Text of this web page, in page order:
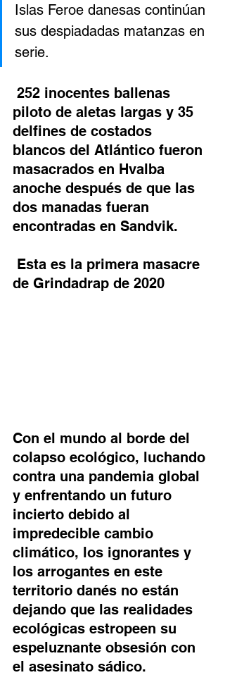
Islas Feroe danesas continúan
sus despiadadas matanzas en
serie.
piloto de aletas largas y 35
delfines de costados
blancos del Atlántico fueron
masacrados en Hvalba
anoche después de que las
dos manadas fueran
encontradas en Sandvik.
Esta es la primera masacre
de Grindadrap de 2020
Con el mundo al borde del
colapso ecológico, luchando
contra una pandemia global
y enfrentando un futuro
incierto debido al
impredecible cambio
climático, los ignorantes y
los arrogantes en este
territorio danés no están
dejando que las realidades
ecológicas estropeen su
espeluznante obsesión con
el asesinato sádico.